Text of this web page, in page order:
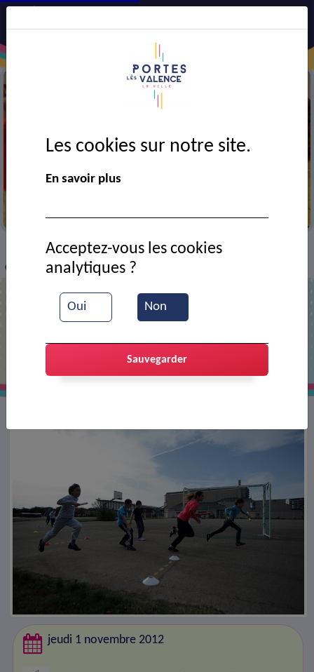
> VIE MUNICIPALE > Ressources documentaires
Course de relais (USEP)
jeudi 1 novembre 2012
Les cookies sur notre site.
En savoir plus
Oui Non
Acceptez-vous les cookies
analytiques ?
Sauvegarder